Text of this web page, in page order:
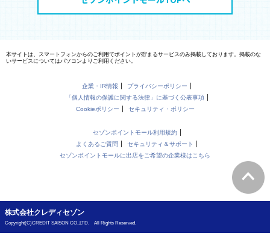
本サイトは、スマートフォンからのご利用でポイントが貯まるサービスのみ掲載しております。掲載のな
いサービスについてはパソコンよりご利用ください。
企業・IR情報
プライバシーポリシー
「個人情報の保護に関する法律」に基づく公表事項
Cookieポリシー
セキュリティ・ポリシー
セゾンポイントモール利用規約
よくあるご質問
セキュリティ＆サポート
セゾンポイントモールに出店をご希望の企業様はこちら
株式会社クレディセゾン
Copyright(C)CREDIT SAISON CO.,LTD. All Rights Reserved.